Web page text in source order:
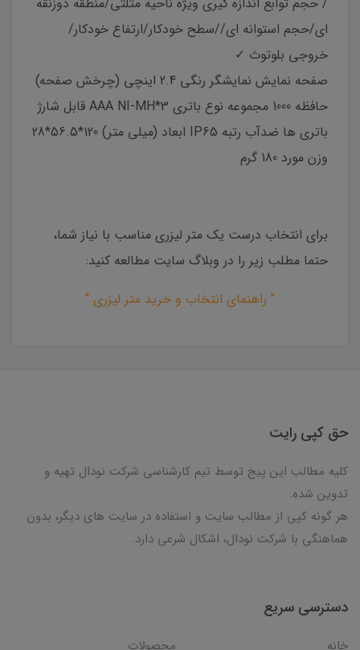
ای/حجم استوانه ای//سطح خودکار/ارتفاع خودکار/
خروجی بلوتوث ✓
صفحه نمایش نمایشگر رنگی 2.4 اینچی (چرخش صفحه)
حافظه 1000 مجموعه نوع باتری 3*AAA NI-MH قابل شارژ
باتری ها ضدآب رتبه IP65 ابعاد (میلی متر) 120*56.5*28
وزن مورد 180 گرم
برای انتخاب درست یک متر لیزری مناسب با نیاز شما،
حتما مطلب زیر را در وبلاگ سایت مطالعه کنید:
" راهنمای انتخاب و خرید متر لیزری "
حق کپی رایت
کلیه مطالب این پیج توسط تیم کارشناسی شرکت نودال تهیه و
تدوین شده.
هر گونه کپی از مطالب سایت و استفاده در سایت های دیگر، بدون
هماهنگی با شرکت نودال، اشکال شرعی دارد.
دسترسی سریع